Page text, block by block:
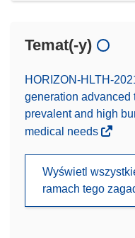
Temat(-y)
HORIZON-HLTH-
generation advanced
prevalent and high
medical needs
Wyświetl
ramach tego